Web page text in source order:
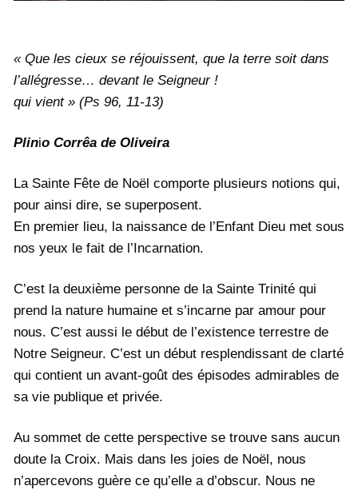
« Que les cieux se réjouissent, que la terre soit dans
l’allégresse… devant le Seigneur !
qui vient » (Ps 96, 11-13)
Plinio Corrêa de Oliveira
La Sainte Fête de Noël comporte plusieurs notions qui,
pour ainsi dire, se superposent.
En premier lieu, la naissance de l’Enfant Dieu met sous
nos yeux le fait de l’Incarnation.
C’est la deuxième personne de la Sainte Trinité qui
prend la nature humaine et s’incarne par amour pour
nous. C’est aussi le début de l’existence terrestre de
Notre Seigneur. C’est un début resplendissant de clarté
qui contient un avant-goût des épisodes admirables de
sa vie publique et privée.
Au sommet de cette perspective se trouve sans aucun
doute la Croix. Mais dans les joies de Noël, nous
n’apercevons guère ce qu’elle a d’obscur. Nous ne